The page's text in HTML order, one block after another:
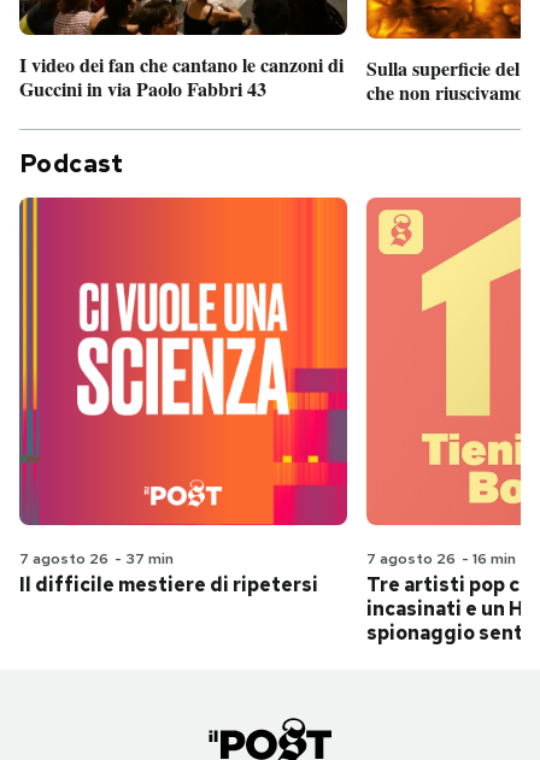
I video dei fan che cantano le canzoni di
Guccini in via Paolo Fabbri 43
Sulla superficie del
che non riuscivamo
Podcast
7 agosto 26 - 37 min
Il difficile mestiere di ripetersi
7 agosto 26 - 16 min
Tre artisti pop
incasinati e un
spionaggio